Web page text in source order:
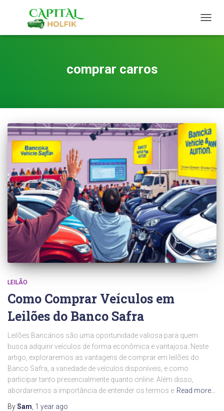
comprar carros
LEILÃO
Como Comprar Veículos em
Leilões do Banco Safra
Leilões Bancários são uma oportunidade valiosa para quem
busca adquirir veículos de forma econômica e vantajosa. Neste
artigo, exploraremos as vantagens de comprar em leilões do
Banco Safra, a variedade de veículos disponíveis, e como
participar tanto presencialmente quanto online. Além disso,
abordaremos a importância de entender os termos e Read more…
BySam 1 year ago